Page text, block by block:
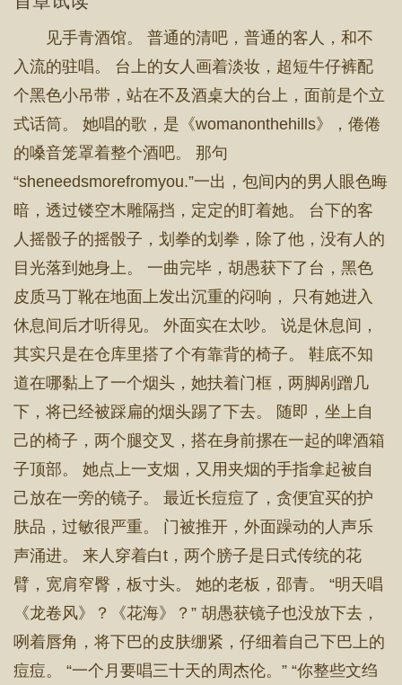
见手青酒馆。 普通的清吧，普通的客人，和不
入流的驻唱。 台上的女人画着淡妆，超短牛仔裤配
个黑色小吊带，站在不及酒桌大的台上，面前是个立
式话筒。 她唱的歌，是《womanonthehills》，倦倦
的嗓音笼罩着整个酒吧。 那句
“sheneedsmorefromyou.”一出，包间内的男人眼色晦
暗，透过镂空木雕隔挡，定定的盯着她。 台下的客
人摇骰子的摇骰子，划拳的划拳，除了他，没有人的
目光落到她身上。 一曲完毕，胡愚获下了台，黑色
皮质马丁靴在地面上发出沉重的闷响， 只有她进入
休息间后才听得见。 外面实在太吵。 说是休息间，
其实只是在仓库里搭了个有靠背的椅子。 鞋底不知
道在哪黏上了一个烟头，她扶着门框，两脚剐蹭几
下，将已经被踩扁的烟头踢了下去。 随即，坐上自
己的椅子，两个腿交叉，搭在身前摞在一起的啤酒箱
子顶部。 她点上一支烟，又用夹烟的手指拿起被自
己放在一旁的镜子。 最近长痘痘了，贪便宜买的护
肤品，过敏很严重。 门被推开，外面躁动的人声乐
声涌进。 来人穿着白t，两个膀子是日式传统的花
臂，宽肩窄臀，板寸头。 她的老板，邵青。 “明天唱
《龙卷风》？《花海》？” 胡愚获镜子也没放下去，
咧着唇角，将下巴的皮肤绷紧，仔细着自己下巴上的
痘痘。 “一个月要唱三十天的周杰伦。” “你整些文绉